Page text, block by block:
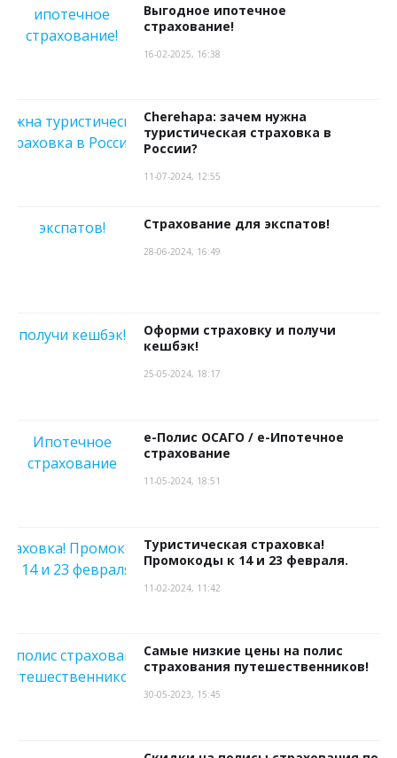
Выгодное ипотечное
страхование!
16-02-2025, 16:38
Cherehapa: зачем нужна
туристическая страховка в
России?
11-07-2024, 12:55
Страхование для экспатов!
28-06-2024, 16:49
Оформи страховку и получи
кешбэк!
25-05-2024, 18:17
e-Полис ОСАГО / е-Ипотечное
страхование
11-05-2024, 18:51
Туристическая страховка!
Промокоды к 14 и 23 февраля.
11-02-2024, 11:42
Самые низкие цены на полис
страхования путешественников!
30-05-2023, 15:45